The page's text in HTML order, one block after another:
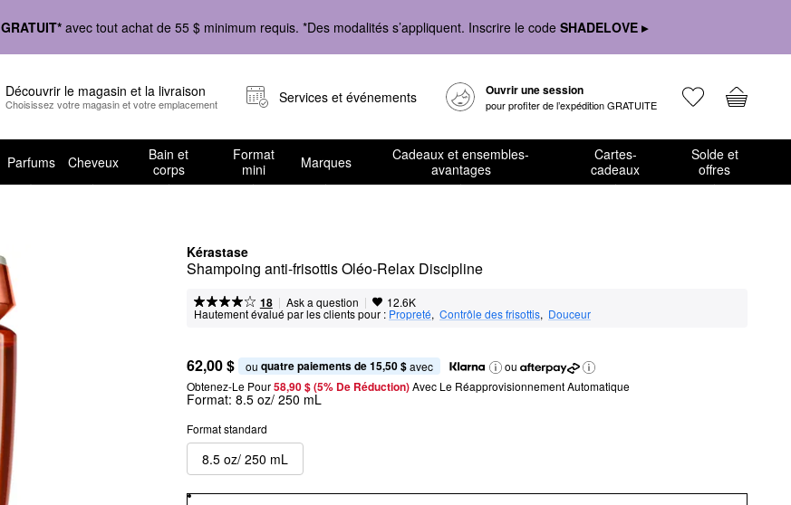
GRATUIT* avec tout achat de 55 $ minimum requis. *Des modalités s’appliquent. Inscrire le code SHADELOVE ▸
Découvrir le magasin et la livraison
Choisissez votre magasin et votre emplacement Services et événements Ouvrir une session
pour profiter de l’expédition GRATUITE
Parfums Cheveux
Bain et
corps
Format
mini
Marques
Cadeaux et ensembles-
avantages
Cartes-
cadeaux
Solde et
offres
Kérastase
Shampoing anti-frisottis Oléo-Relax Discipline
18 | Ask a question | 12.6K
Hautement évalué par les clients pour : Propreté, Contrôle des frisottis, Douceur
62,00 $ ou quatre paiements de 15,50 $ avec
ou
Obtenez-Le Pour58,90 $ (5% De Réduction) Avec Le Réapprovisionnement Automatique
Format: 8.5 oz/ 250 mL
Format standard
8.5 oz/ 250 mL